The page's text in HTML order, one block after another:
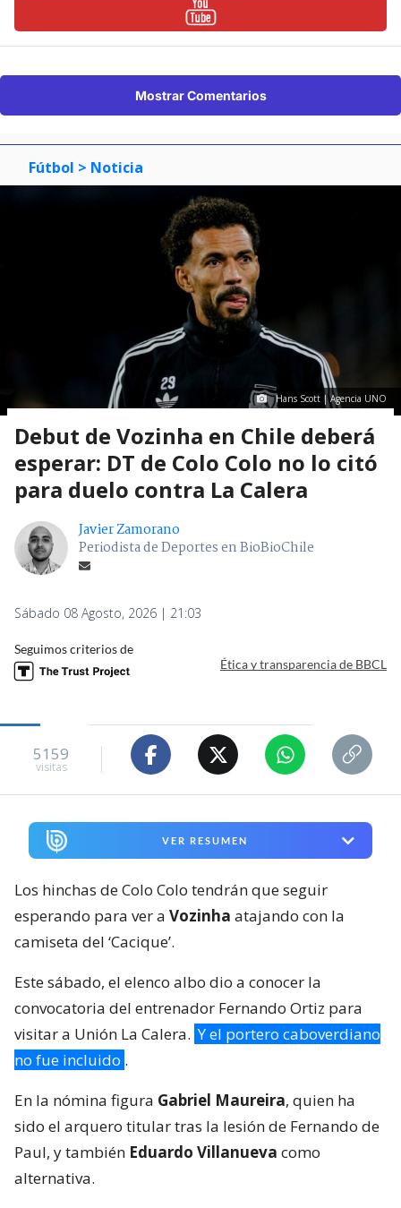
Mostrar Comentarios
Fútbol > Noticia
Hans Scott | Agencia UNO
Debut de Vozinha en Chile deberá
esperar: DT de Colo Colo no lo citó
para duelo contra La Calera
Javier Zamorano
Periodista de Deportes en BioBioChile
Sábado 08 Agosto, 2026 | 21:03
Seguimos criterios de
Ética y transparencia de BBCL
5159
visitas
VER RESUMEN
Los hinchas de Colo Colo tendrán que seguir
esperando para ver a Vozinha atajando con la
camiseta del ‘Cacique’.
Este sábado, el elenco albo dio a conocer la
convocatoria del entrenador Fernando Ortiz para
visitar a Unión La Calera. Y el portero caboverdiano
no fue incluido .
En la nómina figura Gabriel Maureira, quien ha
sido el arquero titular tras la lesión de Fernando de
Paul, y también Eduardo Villanueva como
alternativa.